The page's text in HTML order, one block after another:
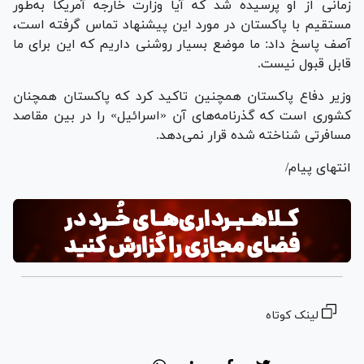
زمانی از او پرسیده شد که آیا وزارت خارجه آمریکا به‌طور
مستقیم با پاکستان در مورد این پیشنهاد تماس گرفته است،
آصف پاسخ داد: ما موضع بسیار روشنی داریم که این برای ما
قابل قبول نیست.
وزیر دفاع پاکستان همچنین تاکید کرد که پاکستان همچنان
کشوری است که گذرنامه‌های آن «اسرائیل» را در بین مقاصد
مسافرتی شناخته شده قرار نمی‌دهد.
انتهای پیام/
لینک کوتاه